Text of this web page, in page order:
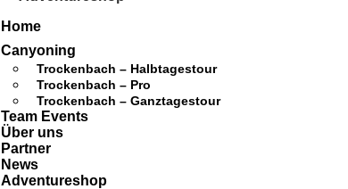
Home
Canyoning
Trockenbach – Halbtagestour
Trockenbach – Pro
Trockenbach – Ganztagestour
Team Events
Über uns
Partner
News
Adventureshop